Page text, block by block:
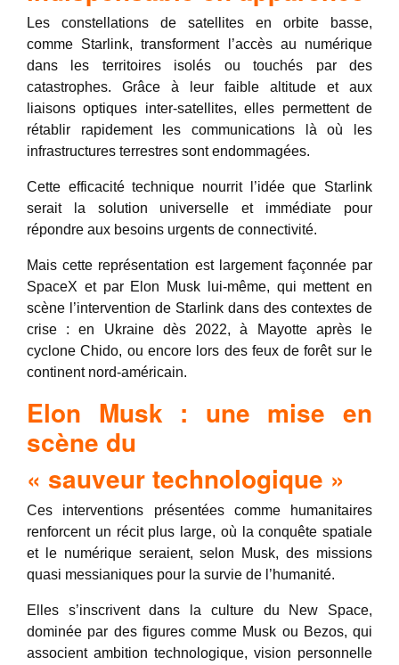
Les constellations de satellites en orbite basse,
comme Starlink, transforment l’accès au numérique
dans les territoires isolés ou touchés par des
catastrophes. Grâce à leur faible altitude et aux
liaisons optiques inter-satellites, elles permettent de
rétablir rapidement les communications là où les
infrastructures terrestres sont endommagées.
Cette efficacité technique nourrit l’idée que Starlink
serait la solution universelle et immédiate pour
répondre aux besoins urgents de connectivité.
Mais cette représentation est largement façonnée par
SpaceX et par Elon Musk lui-même, qui mettent en
scène l’intervention de Starlink dans des contextes de
crise : en Ukraine dès 2022, à Mayotte après le
cyclone Chido, ou encore lors des feux de forêt sur le
continent nord-américain.
Elon Musk : une mise en
scène du
« sauveur technologique »
Ces interventions présentées comme humanitaires
renforcent un récit plus large, où la conquête spatiale
et le numérique seraient, selon Musk, des missions
quasi messianiques pour la survie de l’humanité.
Elles s’inscrivent dans la culture du New Space,
dominée par des figures comme Musk ou Bezos, qui
associent ambition technologique, vision personnelle